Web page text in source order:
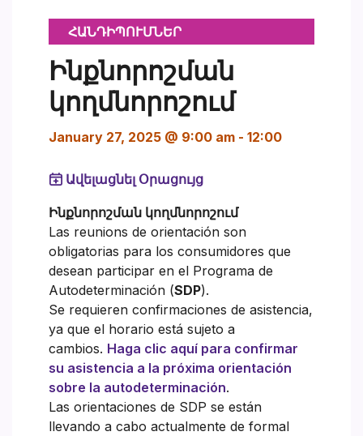
ՀԱՆԴԻՊՈՒՄՆԵՐ
Ինքնորոշման
կողմնորոշում
January 27, 2025 @ 9:00 am - 12:00
Ավելացնել Օրացույց
Ինքնորոշման կողմնորոշում
Las reunions de orientación son
obligatorias para los consumidores que
desean participar en el Programa de
Autodeterminación (SDP).
Se requieren confirmaciones de asistencia,
ya que el horario está sujeto a
cambios. Haga clic aquí para confirmar
su asistencia a la próxima orientación
sobre la autodeterminación.
Las orientaciones de SDP se están
llevando a cabo actualmente de formal